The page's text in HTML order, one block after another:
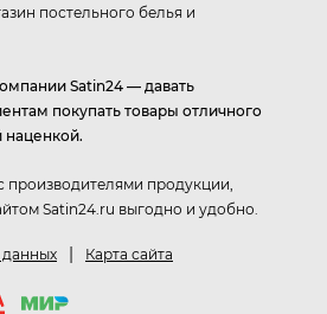
постельного белья и
Satin24 — давать
покупать товары отличного
наценкой.
продукции,
Satin24.ru выгодно и удобно.
| Карта сайта